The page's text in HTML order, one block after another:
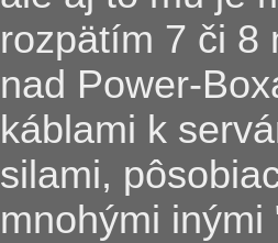
rozpätím 7 či 8
nad Power-
káblami k
silami,
mnohými